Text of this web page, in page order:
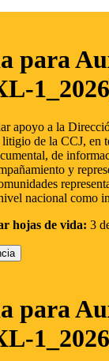
para
apoyo a la
de la CCJ, en
de
y
nacional como
hojas de vida: 3
para